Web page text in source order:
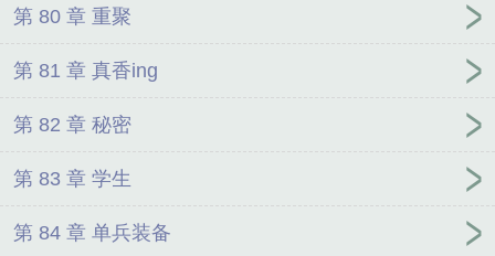
第 80 章 重聚
第 81 章 真香ing
第 82 章 秘密
第 83 章 学生
第 84 章 单兵装备